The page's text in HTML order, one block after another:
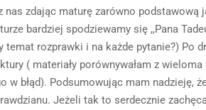
zdając maturę zarówno podstawową
bardziej spodziewamy się ,,Pana
temat rozprawki i na każde pytanie?) Po
( materiały porównywałam z wieloma
błąd). Podsumowując mam nadzieję,
Jeżeli tak to serdecznie